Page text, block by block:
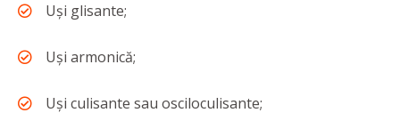
Uși glisante;
Uși armonică;
Uși culisante sau osciloculisante;